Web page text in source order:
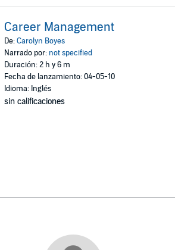
Career Management
De:Carolyn Boyes
Narrado por: not specified
Duración: 2 h y 6 m
Fecha de lanzamiento: 04-05-10
Idioma: Inglés
sin calificaciones